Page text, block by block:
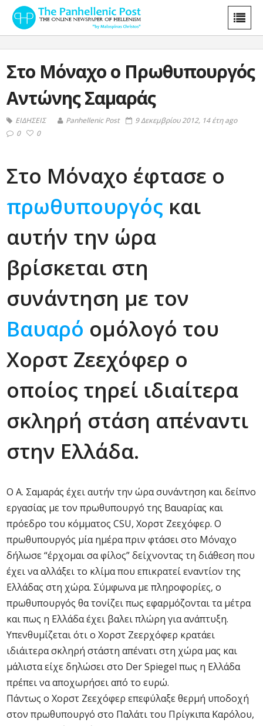
Στο Μόναχο ο Πρωθυπουργός
Αντώνης Σαμαράς
ΕΙΔΗΣΕΙΣ Panhellenic Post
9 Δεκεμβρίου 2012, 14 έτη ago
0
0
Στο Μόναχο έφτασε ο
πρωθυπουργός και
αυτήν την ώρα
βρίσκεται στη
συνάντηση με τον
Βαυαρό ομόλογό του
Χορστ Ζεεχόφερ ο
οποίος τηρεί ιδιαίτερα
σκληρή στάση απέναντι
στην Ελλάδα.
Ο Α. Σαμαράς έχει αυτήν την ώρα συνάντηση και δείπνο
εργασίας με τον πρωθυπουργό της Βαυαρίας και
πρόεδρο του κόμματος CSU, Χορστ Ζεεχόφερ. Ο
πρωθυπουργός μία ημέρα πριν φτάσει στο Μόναχο
δήλωσε “έρχομαι σα φίλος” δείχνοντας τη διάθεση που
έχει να αλλάξει το κλίμα που επικρατεί εναντίον της
Ελλάδας στη χώρα. Σύμφωνα με πληροφορίες, ο
πρωθυπουργός θα τονίζει πως εφαρμόζονται τα μέτρα
και πως η Ελλάδα έχει βαλει πλώρη για ανάπτυξη.
Υπενθυμίζεται ότι ο Χορστ Ζεερχόφερ κρατάει
ιδιάιτερα σκληρή στάστη απένατι στη χώρα μας και
μάλιστα είχε δηλώσει στο Der Spiegel πως η Ελλάδα
πρέπει να αποχωρήσει από το ευρώ.
Πάντως ο Χορστ Ζεεχόφερ επεφύλαξε θερμή υποδοχή
στον πρωθυπουργό στο Παλάτι του Πρίγκιπα Καρόλου,